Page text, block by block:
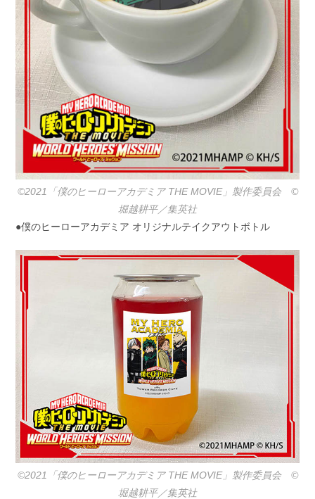
©2021「僕のヒーローアカデミア THE MOVIE」製作委員会 ©️
堀越耕平／集英社
●僕のヒーローアカデミア オリジナルテイクアウトボトル
©2021「僕のヒーローアカデミア THE MOVIE」製作委員会 ©️
堀越耕平／集英社